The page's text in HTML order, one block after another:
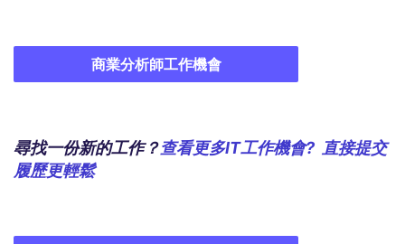
商業分析師工作機會
尋找一份新的工作？查看更多IT工作機會? 直接提交
履歷更輕鬆